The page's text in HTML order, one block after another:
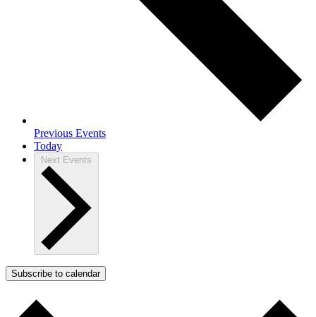
Previous Events
Today
Next Events
Subscribe to calendar